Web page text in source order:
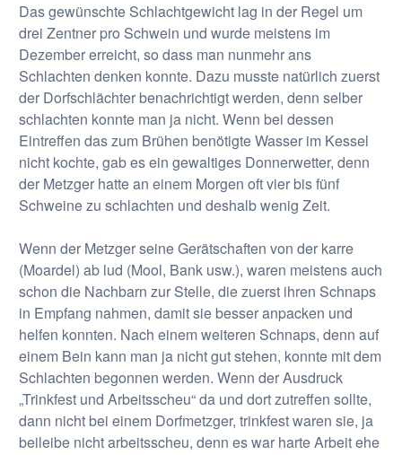
Das gewünschte Schlachtgewicht lag in der Regel um
drei Zentner pro Schwein und wurde meistens im
Dezember erreicht, so dass man nunmehr ans
Schlachten denken konnte. Dazu musste natürlich zuerst
der Dorfschlächter benachrichtigt werden, denn selber
schlachten konnte man ja nicht. Wenn bei dessen
Eintreffen das zum Brühen benötigte Wasser im Kessel
nicht kochte, gab es ein gewaltiges Donnerwetter, denn
der Metzger hatte an einem Morgen oft vier bis fünf
Schweine zu schlachten und deshalb wenig Zeit.
Wenn der Metzger seine Gerätschaften von der karre
(Moardel) ab lud (Mool, Bank usw.), waren meistens auch
schon die Nachbarn zur Stelle, die zuerst ihren Schnaps
in Empfang nahmen, damit sie besser anpacken und
helfen konnten. Nach einem weiteren Schnaps, denn auf
einem Bein kann man ja nicht gut stehen, konnte mit dem
Schlachten begonnen werden. Wenn der Ausdruck
„Trinkfest und Arbeitsscheu“ da und dort zutreffen sollte,
dann nicht bei einem Dorfmetzger, trinkfest waren sie, ja
beileibe nicht arbeitsscheu, denn es war harte Arbeit ehe